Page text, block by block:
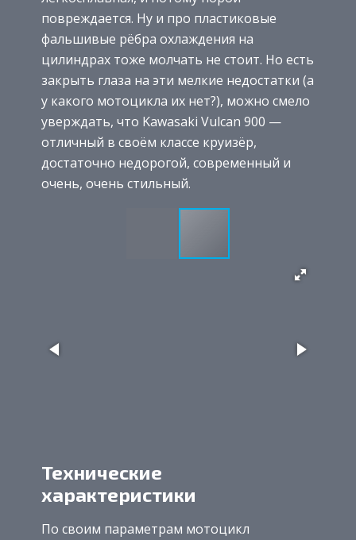
повреждается. Ну и про пластиковые
фальшивые рёбра охлаждения на
цилиндрах тоже молчать не стоит. Но есть
закрыть глаза на эти мелкие недостатки (а
у какого мотоцикла их нет?), можно смело
уверждать, что Kawasaki Vulcan 900 —
отличный в своём классе круизёр,
достаточно недорогой, современный и
очень, очень стильный.
Технические
характеристики
По своим параметрам мотоцикл